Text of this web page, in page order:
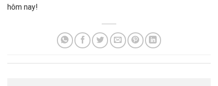
hôm nay!